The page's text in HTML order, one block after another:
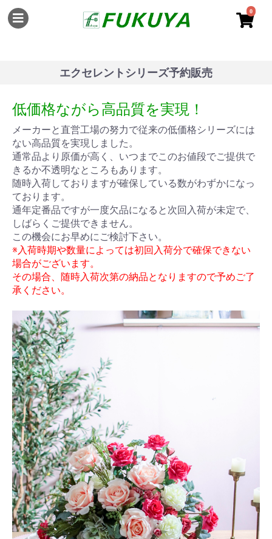
0
エクセレントシリーズ予約販売
低価格ながら高品質を実現！
メーカーと直営工場の努力で従来の低価格シリーズには
ない高品質を実現しました。
通常品より原価が高く、いつまでこのお値段でご提供で
きるか不透明なところもあります。
随時入荷しておりますが確保している数がわずかになっ
ております。
通年定番品ですが一度欠品になると次回入荷が未定で、
しばらくご提供できません。
この機会にお早めにご検討下さい。
※入荷時期や数量によっては初回入荷分で確保できない
場合がございます。
その場合、随時入荷次第の納品となりますので予めご了
承ください。